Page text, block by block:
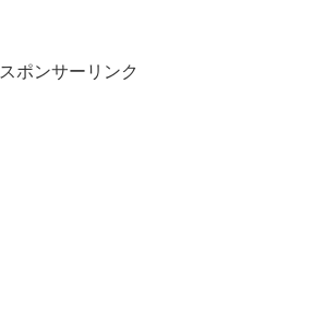
スポンサーリンク